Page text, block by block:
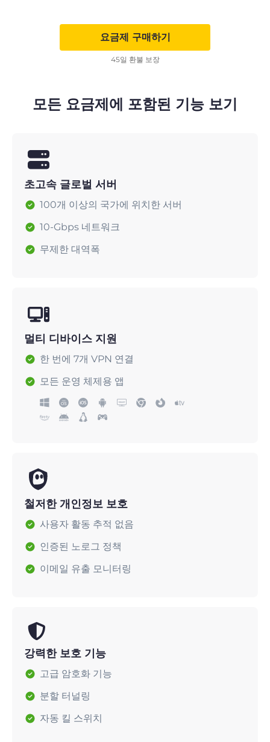
요금제 구매하기
45일 환불 보장
모든 요금제에 포함된 기능 보기
초고속 글로벌 서버
100개 이상의 국가에 위치한 서버
10-Gbps 네트워크
무제한 대역폭
멀티 디바이스 지원
한 번에 7개 VPN 연결
모든 운영 체제용 앱
철저한 개인정보 보호
사용자 활동 추적 없음
인증된 노로그 정책
이메일 유출 모니터링
강력한 보호 기능
고급 암호화 기능
분할 터널링
자동 킬 스위치